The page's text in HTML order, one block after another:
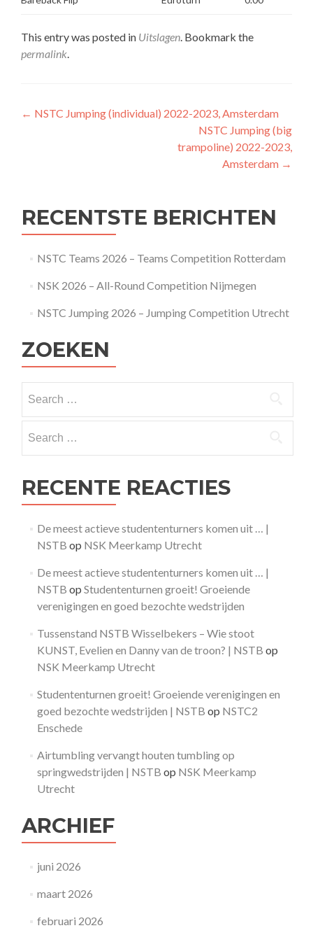
This entry was posted in Uitslagen. Bookmark the
permalink.
Post
← NSTC Jumping (individual) 2022-2023, Amsterdam
NSTC Jumping (big
trampoline) 2022-2023,
Amsterdam →
RECENTSTE BERICHTEN
NSTC Teams 2026 – Teams Competition Rotterdam
NSK 2026 – All-Round Competition Nijmegen
NSTC Jumping 2026 – Jumping Competition Utrecht
ZOEKEN
for:
for:
RECENTE REACTIES
De meest actieve studententurners komen uit … |
NSTB op NSK Meerkamp Utrecht
De meest actieve studententurners komen uit … |
NSTB op Studententurnen groeit! Groeiende
verenigingen en goed bezochte wedstrijden
Tussenstand NSTB Wisselbekers – Wie stoot
KUNST, Evelien en Danny van de troon? | NSTB op
NSK Meerkamp Utrecht
Studententurnen groeit! Groeiende verenigingen en
goed bezochte wedstrijden | NSTB op NSTC2
Enschede
Airtumbling vervangt houten tumbling op
springwedstrijden | NSTB op NSK Meerkamp
Utrecht
ARCHIEF
juni 2026
maart 2026
februari 2026